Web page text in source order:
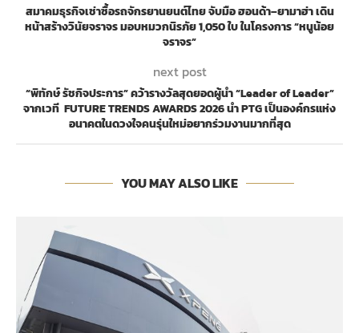
สมาคมธุรกิจเช่าซื้อรถจักรยานยนต์ไทย จับมือ ฮอนด้า–ยามาฮ่า เดิน
หน้าสร้างวินัยจราจร มอบหมวกนิรภัย 1,050 ใบ ในโครงการ “หนูน้อย
จราจร”
next post
“พิทักษ์ รัชกิจประการ” คว้ารางวัลสุดยอดผู้นำ “Leader of Leader”
จากเวที FUTURE TRENDS AWARDS 2026 นำ PTG เป็นองค์กรแห่ง
อนาคตในดวงใจคนรุ่นใหม่อยากร่วมงานมากที่สุด
YOU MAY ALSO LIKE